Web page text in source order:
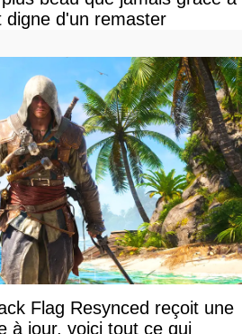
d'un remaster
Flag Resynced reçoit une
à jour, voici tout ce qui